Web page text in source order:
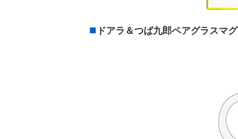
ドアラ＆つば九郎ペアグラスマグ